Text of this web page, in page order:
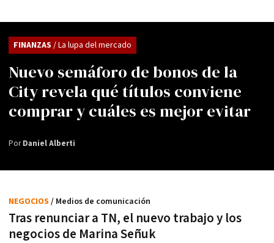
Nuevo semáforo de bonos de la
City revela qué títulos conviene
comprar y cuáles es mejor evitar
FINANZAS / La lupa del mercado
PorDaniel Alberti
Tras renunciar a TN, el nuevo trabajo y los
negocios de Marina Señuk
NEGOCIOS / Medios de comunicación